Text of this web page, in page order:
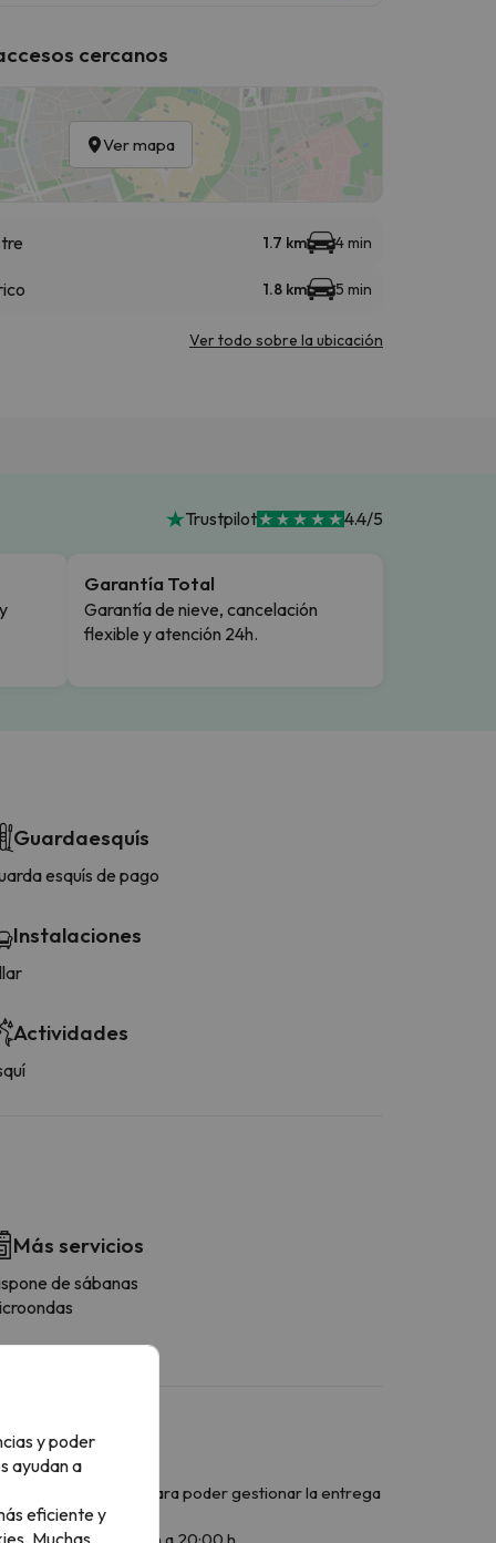
cercanos
Ver mapa
1.7 km 4 min
1.8 km 5 min
Ver todo sobre la ubicación
Trustpilot 4.4/5
Garantía Total
Garantía de nieve, cancelación
flexible y atención 24h.
Guardaesquís
esquís de pago
Instalaciones
Actividades
Más servicios
de sábanas
con antelación para poder gestionar la entrega
y poder
ayudan a
eficiente y
Muchas